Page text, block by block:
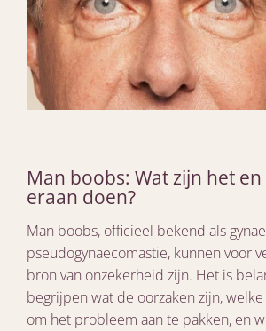
Man boobs: Wat zijn het
eraan doen?
Man boobs, officieel bekend als
pseudogynaecomastie, kunnen voor
bron van onzekerheid zijn. Het is
begrijpen wat de oorzaken zijn,
om het probleem aan te pakken, en